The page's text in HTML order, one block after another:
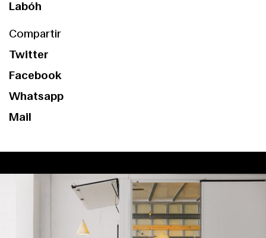
Labóh
Compartir
Twitter
Facebook
Whatsapp
Mail